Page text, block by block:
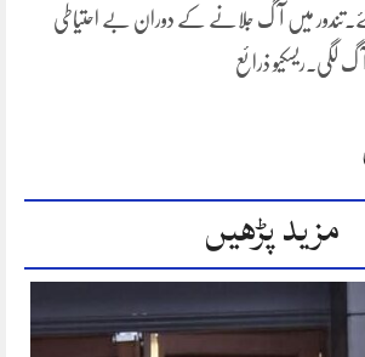
میں آگ جلانے کے دوران بے احتیاطی
ذرائع
مزید پڑھیں